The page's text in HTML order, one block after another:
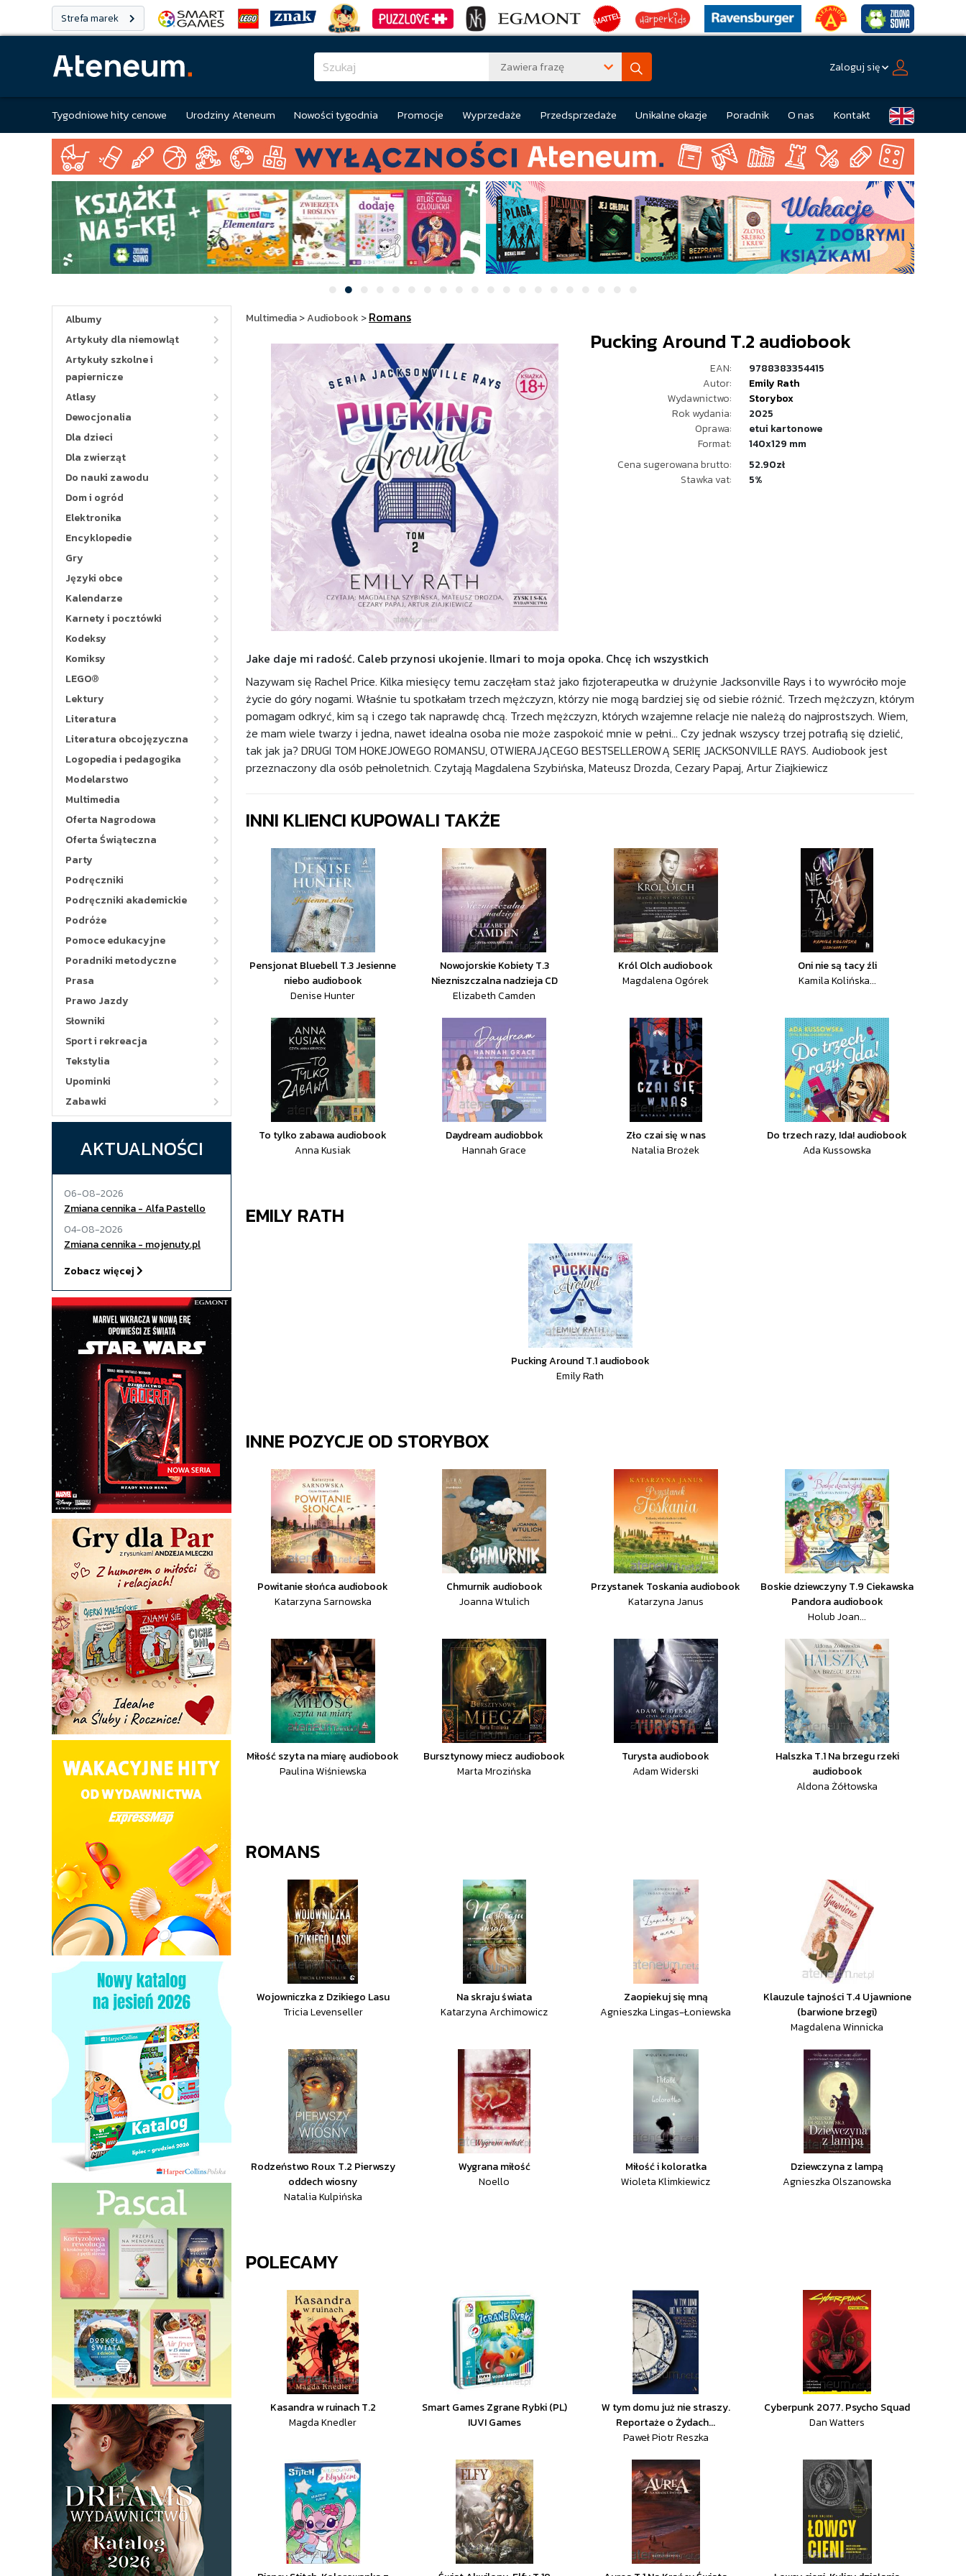
Strefa marek
Zawiera frazę Zaloguj się
Tygodniowe hity cenowe Urodziny Ateneum Nowości tygodnia Promocje Wyprzedaże Przedsprzedaże Unikalne okazje Poradnik O nas Kontakt
Albumy
Artykuły dla niemowląt
Artykuły szkolne i
papiernicze
Atlasy
Dewocjonalia
Dla dzieci
Dla zwierząt
Do nauki zawodu
Dom i ogród
Elektronika
Encyklopedie
Gry
Języki obce
Kalendarze
Karnety i pocztówki
Kodeksy
Komiksy
LEGO®
Lektury
Literatura
Literatura obcojęzyczna
Logopedia i pedagogika
Modelarstwo
Multimedia
Oferta Nagrodowa
Oferta Świąteczna
Party
Podręczniki
Podręczniki akademickie
Podróże
Pomoce edukacyjne
Poradniki metodyczne
Prasa
Prawo Jazdy
Słowniki
Sport i rekreacja
Tekstylia
Upominki
Zabawki
AKTUALNOŚCI
06-08-2026
Zmiana cennika - Alfa Pastello
04-08-2026
Zmiana cennika - mojenuty.pl
Zobacz więcej
Multimedia>Audiobook >Romans
Pucking Around T.2 audiobook
EAN:
9788383354415
Autor:
Emily Rath
Wydawnictwo:
Storybox
Rok wydania:
2025
Oprawa:
etui kartonowe
Format:
140x129 mm
Cena sugerowana brutto:
52.90zł
Stawka vat:
5%
Jake daje mi radość. Caleb przynosi ukojenie. Ilmari to moja opoka. Chcę ich wszystkich
Nazywam się Rachel Price. Kilka miesięcy temu zaczęłam staż jako fizjoterapeutka w drużynie Jacksonville Rays i to wywróciło moje
życie do góry nogami. Właśnie tu spotkałam trzech mężczyzn, którzy nie mogą bardziej się od siebie różnić. Trzech mężczyzn, którym
pomagam odkryć, kim są i czego tak naprawdę chcą. Trzech mężczyzn, których wzajemne relacje nie należą do najprostszych. Wiem,
że mam wiele twarzy i jedna, nawet idealna osoba nie może zaspokoić mnie w pełni... Czy jednak wszyscy trzej potrafią się dzielić,
tak jak ja? DRUGI TOM HOKEJOWEGO ROMANSU, OTWIERAJĄCEGO BESTSELLEROWĄ SERIĘ JACKSONVILLE RAYS. Audiobook jest
przeznaczony dla osób pełnoletnich. Czytają Magdalena Szybińska, Mateusz Drozda, Cezary Papaj, Artur Ziajkiewicz
INNI KLIENCI KUPOWALI TAKŻE
Pensjonat Bluebell T.3 Jesienne
niebo audiobook
Denise Hunter
Nowojorskie Kobiety T.3
Niezniszczalna nadzieja CD
Elizabeth Camden
Król Olch audiobook
Magdalena Ogórek
Oni nie są tacy źli
Kamila Kolińska...
To tylko zabawa audiobook
Anna Kusiak
Daydream audiobbok
Hannah Grace
Zło czai się w nas
Natalia Brożek
Do trzech razy, Ida! audiobook
Ada Kussowska
EMILY RATH
Pucking Around T.1 audiobook
Emily Rath
INNE POZYCJE OD STORYBOX
Powitanie słońca audiobook
Katarzyna Sarnowska
Chmurnik audiobook
Joanna Wtulich
Przystanek Toskania audiobook
Katarzyna Janus
Boskie dziewczyny T.9 Ciekawska
Pandora audiobook
Holub Joan...
Miłość szyta na miarę audiobook
Paulina Wiśniewska
Bursztynowy miecz audiobook
Marta Mrozińska
Turysta audiobook
Adam Widerski
Halszka T.1 Na brzegu rzeki
audiobook
Aldona Żółtowska
ROMANS
Wojowniczka z Dzikiego Lasu
Tricia Levenseller
Na skraju świata
Katarzyna Archimowicz
Zaopiekuj się mną
Agnieszka Lingas-Łoniewska
Klauzule tajności T.4 Ujawnione
(barwione brzegi)
Magdalena Winnicka
Rodzeństwo Roux T.2 Pierwszy
oddech wiosny
Natalia Kulpińska
Wygrana miłość
Noello
Miłość i koloratka
Wioleta Klimkiewicz
Dziewczyna z lampą
Agnieszka Olszanowska
POLECAMY
Kasandra w ruinach T.2
Magda Knedler
Smart Games Zgrane Rybki (PL)
IUVI Games
W tym domu już nie straszy.
Reportaże o Żydach...
Paweł Piotr Reszka
Cyberpunk 2077. Psycho Squad
Dan Watters